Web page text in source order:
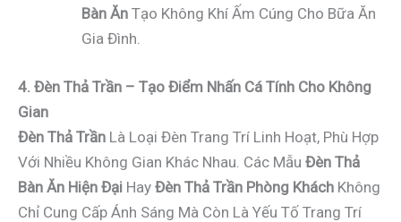
Bàn Ăn Tạo Không Khí Ấm Cúng Cho Bữa Ăn
Gia Đình.
4. Đèn Thả Trần – Tạo Điểm Nhấn Cá Tính Cho Không
Gian
Đèn Thả Trần Là Loại Đèn Trang Trí Linh Hoạt, Phù Hợp
Với Nhiều Không Gian Khác Nhau. Các Mẫu Đèn Thả
Bàn Ăn Hiện Đại Hay Đèn Thả Trần Phòng Khách Không
Chỉ Cung Cấp Ánh Sáng Mà Còn Là Yếu Tố Trang Trí